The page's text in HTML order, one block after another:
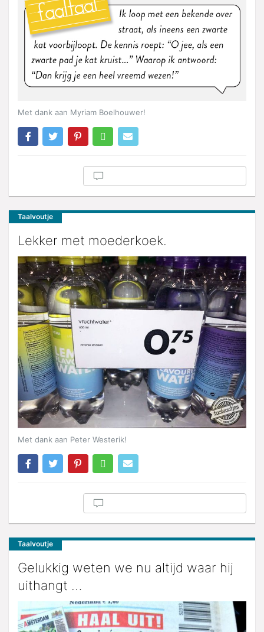
Met dank aan Myriam Boelhouwer!
Taalvoutje
Lekker met moederkoek.
Met dank aan Peter Westerik!
Taalvoutje
Gelukkig weten we nu altijd waar hij
uithangt …